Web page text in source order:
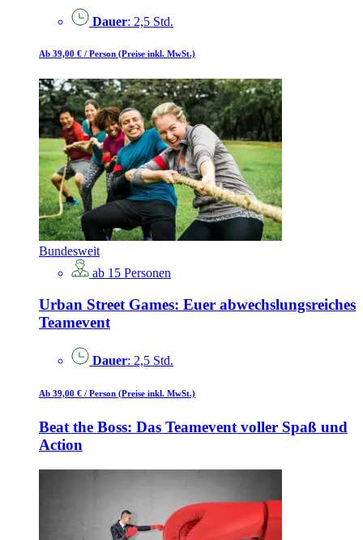
Dauer: 2,5 Std.
Ab 39,00 € / Person (Preise inkl. MwSt.)
Bundesweit
ab 15 Personen
Urban Street Games: Euer abwechslungsreiches
Teamevent
Dauer: 2,5 Std.
Ab 39,00 € / Person (Preise inkl. MwSt.)
Beat the Boss: Das Teamevent voller Spaß und
Action